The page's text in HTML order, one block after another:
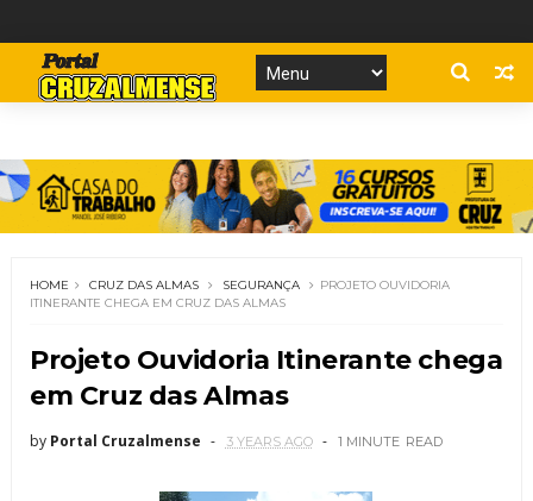
HOME CRUZ DAS ALMAS SEGURANÇA
PROJETO OUVIDORIA
ITINERANTE CHEGA EM CRUZ DAS ALMAS
Projeto Ouvidoria Itinerante chega
em Cruz das Almas
by Portal Cruzalmense 3 YEARS AGO 1 MINUTE READ